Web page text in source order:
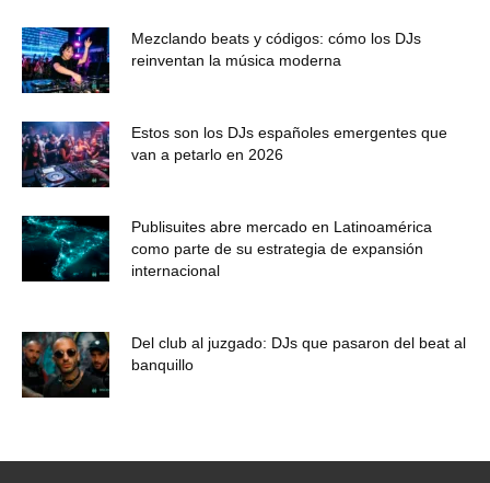
Mezclando beats y códigos: cómo los DJs
reinventan la música moderna
Estos son los DJs españoles emergentes que
van a petarlo en 2026
Publisuites abre mercado en Latinoamérica
como parte de su estrategia de expansión
internacional
Del club al juzgado: DJs que pasaron del beat al
banquillo